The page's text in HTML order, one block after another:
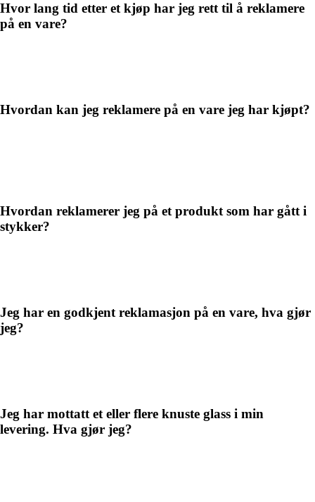
Hvor lang tid etter et kjøp har jeg rett til å reklamere
på en vare?
Hvordan kan jeg reklamere på en vare jeg har kjøpt?
Hvordan reklamerer jeg på et produkt som har gått i
stykker?
Jeg har en godkjent reklamasjon på en vare, hva gjør
jeg?
Jeg har mottatt et eller flere knuste glass i min
levering. Hva gjør jeg?